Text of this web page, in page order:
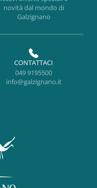
novità dal mondo di
Galzignano
CONTATTACI
049 9195500
info@galzignano.it